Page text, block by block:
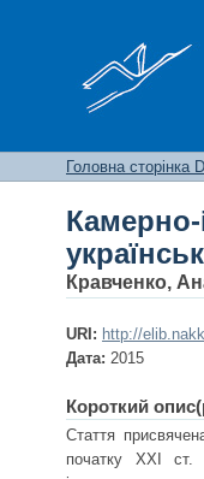
Головна сторінка
Кравченко,
URI: http://
Дата: 2015
Короткий
Стаття
початку ХХІ ст.